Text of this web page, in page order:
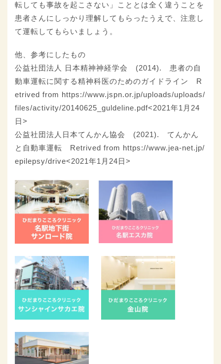
転しても事故を起こさない」こととは全く違うことを
患者さんにしっかり理解してもらったうえで、注意し
て運転してもらいましょう。
他、参考にしたもの
公益社団法人 日本精神神経学会 (2014). 患者の自
動車運転に関する精神科医のためのガイドライン R
etrived from https://www.jspn.or.jp/uploads/uploads/
files/activity/20140625_guldeline.pdf<2021年1月24
日>
公益社団法人日本てんかん協会 (2021). てんかん
と自動車運転 Retrived from https://www.jea-net.jp/
epilepsy/drive<2021年1月24日>